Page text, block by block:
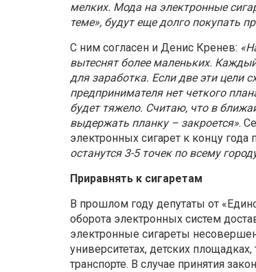
мелких. Мода на электронные
теме», будут еще долго покупать
С ним согласен и Денис Кренев:
вытеснятболее маленьких.
для заработка. Если две эти цели
предпринимателя нет четкого
будет тяжело. Считаю, что в
выдержать планку – закроется».
электронных сигарет к концу года
останутся 3-5 точек по всему
Приравнять к сигаретам
В прошлом году депутаты от
оборота электронных систем
электронные сигареты
университетах, детских
транспорте. В случае принятия